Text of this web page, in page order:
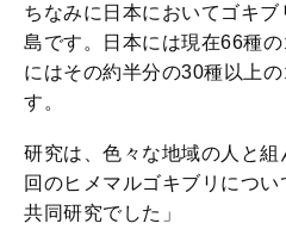
ちなみに日本においてゴキ
島です。日本には現在66種
にはその約半分の30種以上
す。
研究は、色々な地域の人と
回のヒメマルゴキブリにつ
共同研究でした」